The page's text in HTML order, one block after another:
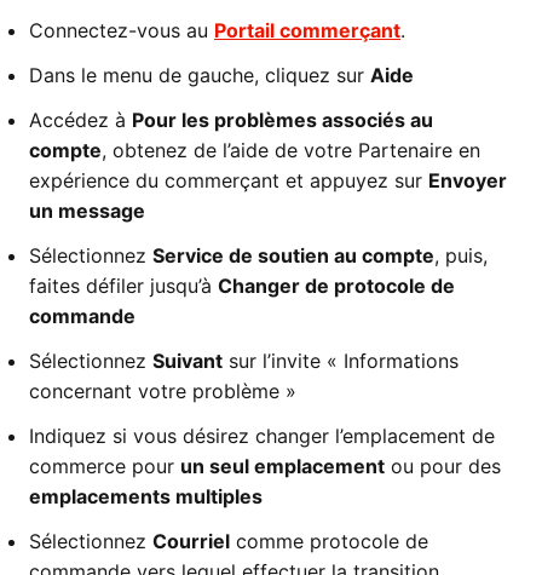
Connectez-vous au Portail commerçant.
Dans le menu de gauche, cliquez sur Aide
Accédez à Pour les problèmes associés au
compte, obtenez de l’aide de votre Partenaire en
expérience du commerçant et appuyez sur Envoyer
un message
Sélectionnez Service de soutien au compte, puis,
faites défiler jusqu’à Changer de protocole de
commande
Sélectionnez Suivant sur l’invite « Informations
concernant votre problème »
Indiquez si vous désirez changer l’emplacement de
commerce pour un seul emplacement ou pour des
emplacements multiples
Sélectionnez Courriel comme protocole de